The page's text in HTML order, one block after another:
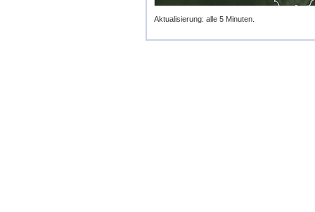
Aktualisierung: alle 5 Minuten.